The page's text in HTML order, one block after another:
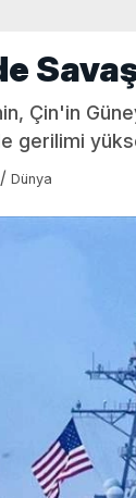
Çin'in
gerilimi
/ Dünya